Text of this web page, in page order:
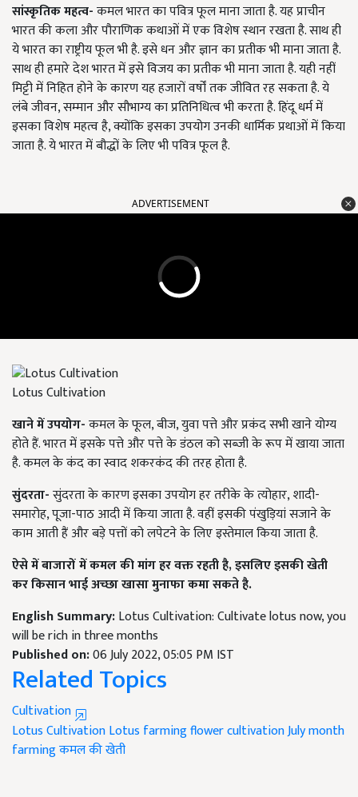
सांस्कृतिक महत्व-कमल भारत का पवित्र फूल माना जाता है. यह प्राचीन
भारत की कला और पौराणिक कथाओं में एक विशेष स्थान रखता है. साथ ही
ये भारत का राष्ट्रीय फूल भी है. इसे धन और ज्ञान का प्रतीक भी माना जाता है.
साथ ही हमारे देश भारत में इसे विजय का प्रतीक भी माना जाता है. यही नहीं
मिट्टी में निहित होने के कारण यह हजारों वर्षों तक जीवित रह सकता है. ये
लंबे जीवन, सम्मान और सौभाग्य का प्रतिनिधित्व भी करता है. हिंदू धर्म में
इसका विशेष महत्व है, क्योंकि इसका उपयोग उनकी धार्मिक प्रथाओं में किया
जाता है. ये भारत में बौद्धों के लिए भी पवित्र फूल है.
ADVERTISEMENT
Lotus Cultivation
खाने में उपयोग-कमल के फूल, बीज, युवा पत्ते और प्रकंद सभी खाने योग्य
होते हैं. भारत में इसके पत्ते और पत्ते के डंठल को सब्जी के रूप में खाया जाता
है. कमल के कंद का स्वाद शकरकंद की तरह होता है.
सुंदरता-सुंदरता के कारण इसका उपयोग हर तरीके के त्योहार, शादी-
समारोह, पूजा-पाठ आदी में किया जाता है. वहीं इसकी पंखुड़ियां सजाने के
काम आती हैं और बड़े पत्तों को लपेटने के लिए इस्तेमाल किया जाता है.
ऐसे में बाजारों में कमल की मांग हर वक्त रहती है, इसलिए इसकी खेती
कर किसान भाई अच्छा खासा मुनाफा कमा सकते है.
English Summary:Lotus Cultivation: Cultivate lotus now, you
will be rich in three months
Published on:06 July 2022, 05:05 PM IST
Related Topics
Cultivation
Lotus CultivationLotus farmingflower cultivationJuly month
farmingकमल की खेती